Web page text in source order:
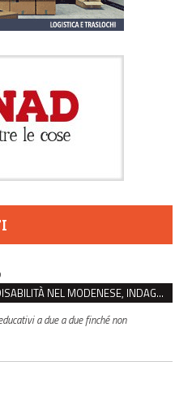
BULLISMO SU STUDENTE CON DISABILITÀ NEL MODENESE, INDAGATI DUE RAGAZZI DI 16 ANNI
a due a due finché non